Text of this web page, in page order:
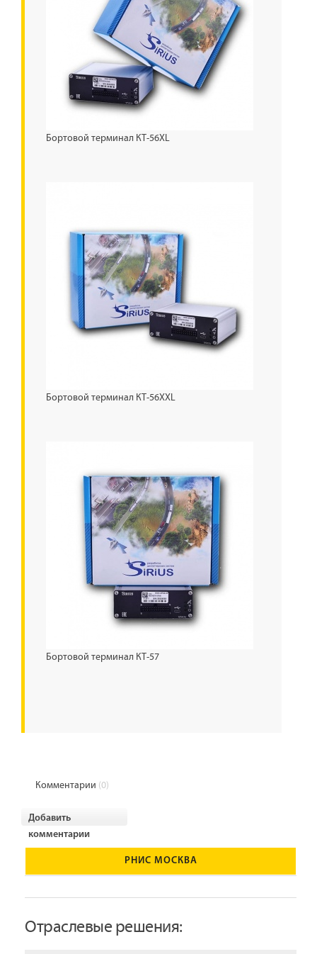
Бортовой терминал КТ-56XL
Бортовой терминал КТ-56XXL
Бортовой терминал КТ-57
Комментарии (0)
Добавить
комментарии
РНИС МОСКВА
Отраслевые решения: